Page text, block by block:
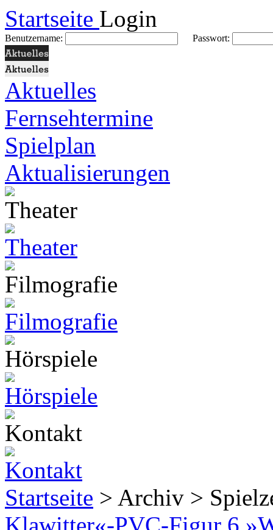
Startseite Login
Benutzername: Passwort:
Aktuelles
Fernsehtermine
Spielplan
Aktualisierungen
Startseite > Archiv >